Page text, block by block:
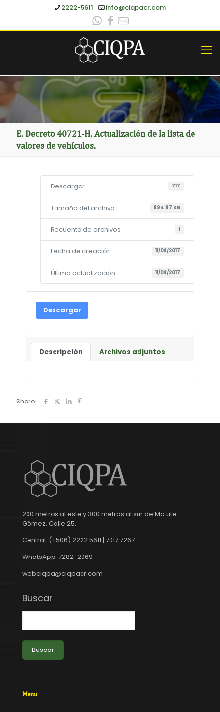
2222-5611 info@ciqpacr.com
E. Decreto 40721-H. Actualización de la lista de
valores de vehículos.
Descargar 717
Tamaño del archivo 894.87 KB
Recuento de archivos 1
Fecha de creación 11/08/2017
Última actualización 11/08/2017
Descargar
Descripción Archivos adjuntos
Share
200 metros al este y 300 metros al sur de Matute
Gómez, Calle 25.
Central: (+506) 2222 5611 | 7017 7267
WhatsApp: 7282-2069
webciqpa@ciqpacr.com
Buscar
Buscar
Menu